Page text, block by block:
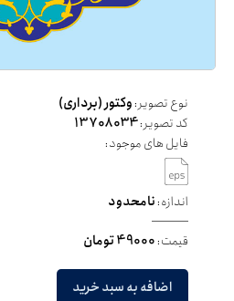
نوع تصویر:وکتور (برداری)
کد تصویر:13708034
فایل های موجود:
اندازه:نامحدود
قیمت:49000 تومان
اضافه به سبد خرید